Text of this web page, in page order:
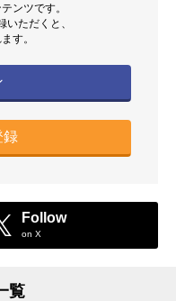
ンツです。
いただくと、
す。
録
Follow
on X
覧